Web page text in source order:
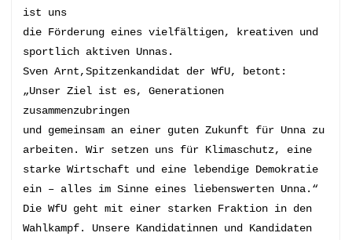
ist uns
die Förderung eines vielfältigen, kreativen und
sportlich aktiven Unnas.
Sven Arnt,Spitzenkandidat der WfU, betont:
„Unser Ziel ist es, Generationen
zusammenzubringen
und gemeinsam an einer guten Zukunft für Unna zu
arbeiten. Wir setzen uns für Klimaschutz, eine
starke Wirtschaft und eine lebendige Demokratie
ein – alles im Sinne eines liebenswerten Unna.“
Die WfU geht mit einer starken Fraktion in den
Wahlkampf. Unsere Kandidatinnen und Kandidaten